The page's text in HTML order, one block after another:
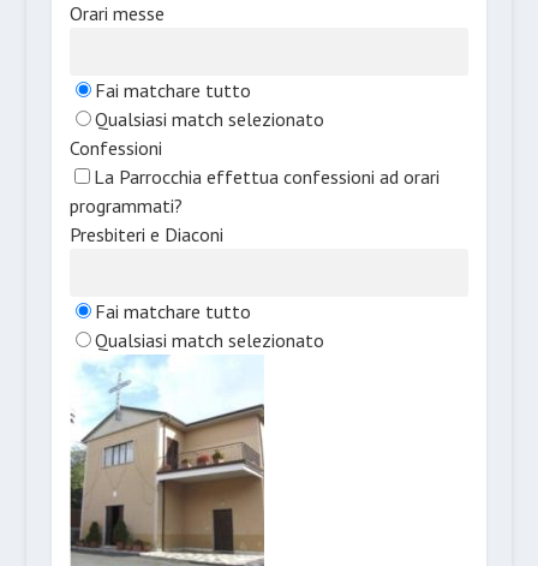
Orari messe
Fai matchare tutto
Qualsiasi match selezionato
Confessioni
La Parrocchia effettua confessioni ad orari
programmati?
Presbiteri e Diaconi
Fai matchare tutto
Qualsiasi match selezionato